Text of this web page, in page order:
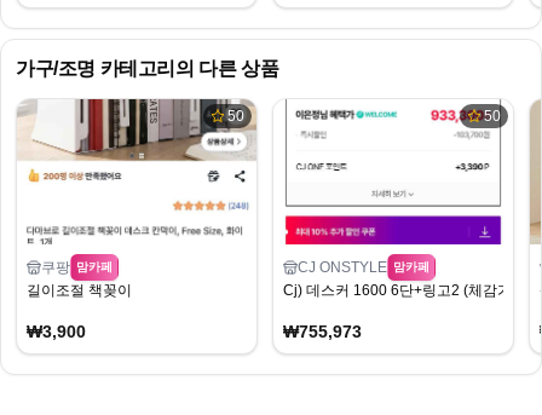
가구/조명 카테고리의 다른 상품
50
쿠팡 맘카페
길이조절 책꽂이
₩3,900
50
CJ ONSTYLE 맘카페
Cj) 데스커 1600 6단+링고2 (체감가
₩755,973